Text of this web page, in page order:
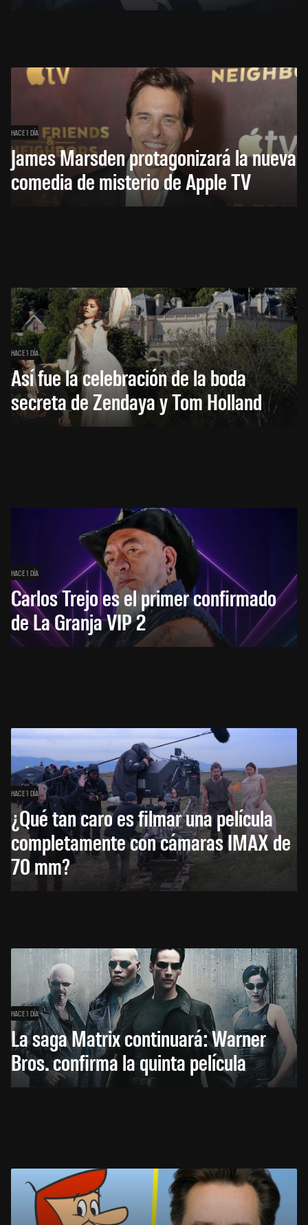
HACE 1 DÍA
James Marsden protagonizará la nueva
comedia de misterio de Apple TV
HACE 1 DÍA
Así fue la celebración de la boda
secreta de Zendaya y Tom Holland
HACE 1 DÍA
Carlos Trejo es el primer confirmado
de La Granja VIP 2
HACE 1 DÍA
¿Qué tan caro es filmar una película
completamente con cámaras IMAX de
70 mm?
HACE 1 DÍA
La saga Matrix continuará: Warner
Bros. confirma la quinta película